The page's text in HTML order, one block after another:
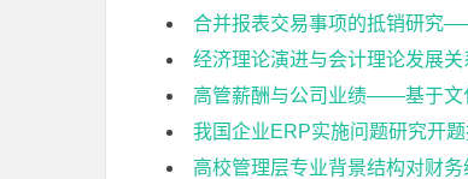
合并报表交易事项的抵销研究
经济理论演进与会计理论发展
高管薪酬与公司业绩——基于文
我国企业ERP实施问题研究开
高校管理层专业背景结构对财